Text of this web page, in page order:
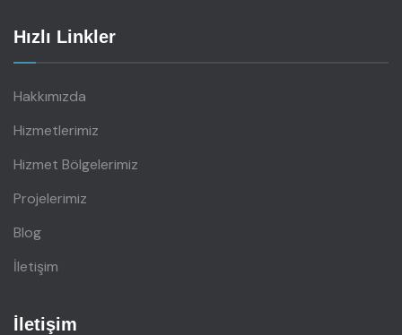
Hızlı Linkler
Hakkımızda
Hizmetlerimiz
Hizmet Bölgelerimiz
Projelerimiz
Blog
İletişim
İletişim